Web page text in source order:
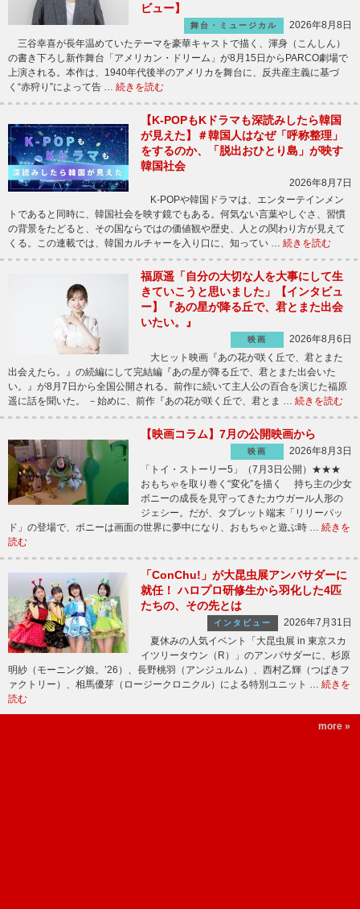
ビュー】
舞台・ミュージカル
2026年8月8日
三谷幸喜が長年温めていたテーマを豪華キャストで描く、渾身（こんしん）
の書き下ろし新作舞台「アメリカン・ドリーム」が8月15日からPARCO劇場で
上演される。本作は、1940年代後半のアメリカを舞台に、反共産主義に基づ
く“赤狩り”によって告 … 続きを読む
【K-POPもKドラマも深読みしたら韓国
が見えた】＃韓国人はなぜ「呼称整理」
をするのか、「脱出おひとり島」が映す
韓国社会
2026年8月7日
K-POPや韓国ドラマは、エンターテインメン
トであると同時に、韓国社会を映す鏡でもある。何気ない言葉やしぐさ、習慣
の背景をたどると、その国ならではの価値観や歴史、人との関わり方が見えて
くる。この連載では、韓国カルチャーを入り口に、知ってい … 続きを読む
福原遥「自分の大切な人を大事にして生
きていこうと思いました」【インタビュ
ー】『あの星が降る丘で、君とまた出会
いたい。』
映画
2026年8月6日
大ヒット映画『あの花が咲く丘で、君とまた
出会えたら。』の続編にして完結編『あの星が降る丘で、君とまた出会いた
い。』が8月7日から全国公開される。前作に続いて主人公の百合を演じた福原
遥に話を聞いた。 －始めに、前作『あの花が咲く丘で、君とま … 続きを読む
【映画コラム】7月の公開映画から
映画
2026年8月3日
「トイ・ストーリー5」（7月3日公開）★★★
おもちゃを取り巻く“変化”を描く 持ち主の少女
ボニーの成長を見守ってきたカウガール人形の
ジェシー。だが、タブレット端末「リリーパッ
ド」の登場で、ボニーは画面の世界に夢中になり、おもちゃと遊ぶ時 … 続きを
読む
「ConChu!」が大昆虫展アンバサダーに
就任！ ハロプロ研修生から羽化した4匹
たちの、その先とは
インタビュー
2026年7月31日
夏休みの人気イベント「大昆虫展 in 東京スカ
イツリータウン（R）」のアンバサダーに、杉原
明紗（モーニング娘。’26）、長野桃羽（アンジュルム）、西村乙輝（つばきフ
ァクトリー）、相馬優芽（ロージークロニクル）による特別ユニット … 続きを
読む
more »